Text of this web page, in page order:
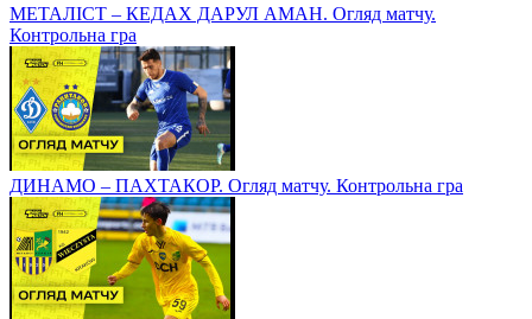
МЕТАЛІСТ – КЕДАХ ДАРУЛ АМАН. Огляд матчу.
Контрольна гра
ДИНАМО – ПАХТАКОР. Огляд матчу. Контрольна гра